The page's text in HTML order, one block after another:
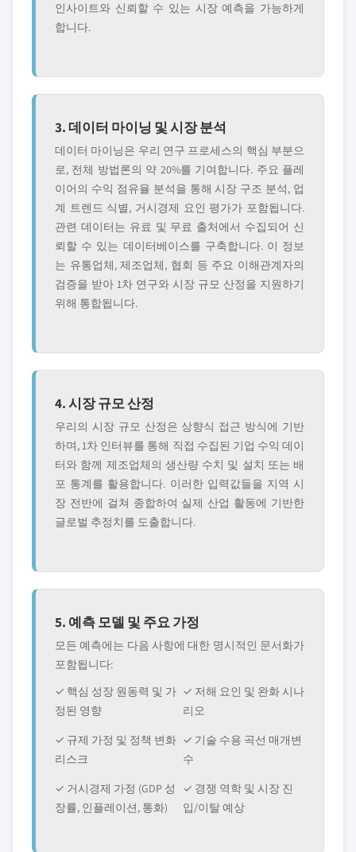
인사이트와 신뢰할 수 있는 시장 예측을 가능하게
합니다.
3. 데이터 마이닝 및 시장 분석
데이터 마이닝은 우리 연구 프로세스의 핵심 부분으
로, 전체 방법론의 약 20%를 기여합니다. 주요 플레
이어의 수익 점유율 분석을 통해 시장 구조 분석, 업
계 트렌드 식별, 거시경제 요인 평가가 포함됩니다.
관련 데이터는 유료 및 무료 출처에서 수집되어 신
뢰할 수 있는 데이터베이스를 구축합니다. 이 정보
는 유통업체, 제조업체, 협회 등 주요 이해관계자의
검증을 받아 1차 연구와 시장 규모 산정을 지원하기
위해 통합됩니다.
4. 시장 규모 산정
우리의 시장 규모 산정은 상향식 접근 방식에 기반
하며, 1차 인터뷰를 통해 직접 수집된 기업 수익 데이
터와 함께 제조업체의 생산량 수치 및 설치 또는 배
포 통계를 활용합니다. 이러한 입력값들을 지역 시
장 전반에 걸쳐 종합하여 실제 산업 활동에 기반한
글로벌 추정치를 도출합니다.
5. 예측 모델 및 주요 가정
모든 예측에는 다음 사항에 대한 명시적인 문서화가
포함됩니다:
✓ 핵심 성장 원동력 및 가
정된 영향
✓ 저해 요인 및 완화 시나
리오
✓ 규제 가정 및 정책 변화
리스크
✓ 기술 수용 곡선 매개변
수
✓ 거시경제 가정 (GDP 성
장률, 인플레이션, 통화)
✓ 경쟁 역학 및 시장 진
입/이탈 예상